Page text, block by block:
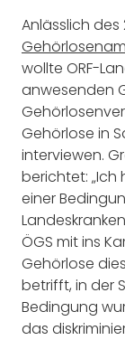
Anlässlich
wollte ORF-
anwesenden
Gehörlose in
interviewen.
berichtet: „Ich
einer
ÖGS mit ins
Gehörlose
betrifft, in der
Bedingung
das